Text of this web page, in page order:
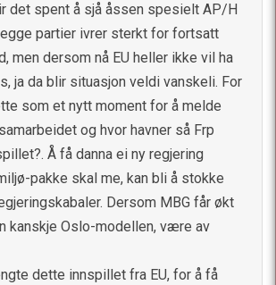
det spent å sjå åssen spesielt AP/H
partier ivrer sterkt for fortsatt
men dersom nå EU heller ikke vil ha
ja da blir situasjon veldi vanskeli. For
som et nytt moment for å melde
og hvor havner så Frp
Å få danna ei ny regjering
pakke skal me, kan bli å stokke
Dersom MBG får økt
kanskje Oslo-modellen, være av
dette innspillet fra EU, for å få